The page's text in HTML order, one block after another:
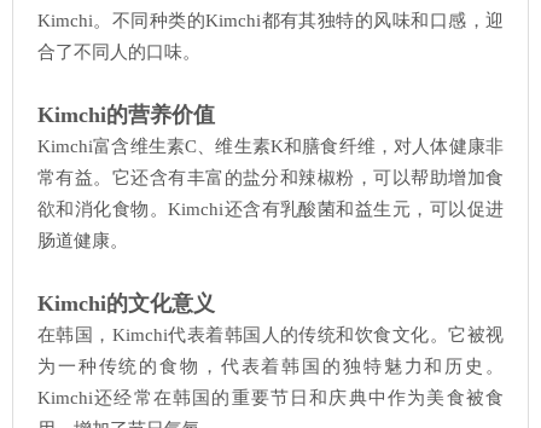
Kimchi。不同种类的Kimchi都有其独特的风味和口感，迎
合了不同人的口味。
Kimchi的营养价值
Kimchi富含维生素C、维生素K和膳食纤维，对人体健康非
常有益。它还含有丰富的盐分和辣椒粉，可以帮助增加食
欲和消化食物。Kimchi还含有乳酸菌和益生元，可以促进
肠道健康。
Kimchi的文化意义
在韩国，Kimchi代表着韩国人的传统和饮食文化。它被视
为一种传统的食物，代表着韩国的独特魅力和历史。
Kimchi还经常在韩国的重要节日和庆典中作为美食被食